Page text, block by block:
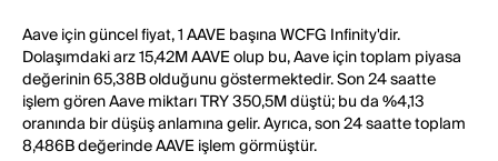
Aave için güncel fiyat, 1 AAVE başına WCFG Infinity'dir.
Dolaşımdaki arz 15,42M AAVE olup bu, Aave için toplam piyasa
değerinin 65,38B olduğunu göstermektedir. Son 24 saatte
işlem gören Aave miktarı TRY 350,5M düştü; bu da %4,13
oranında bir düşüş anlamına gelir. Ayrıca, son 24 saatte toplam
8,486B değerinde AAVE işlem görmüştür.